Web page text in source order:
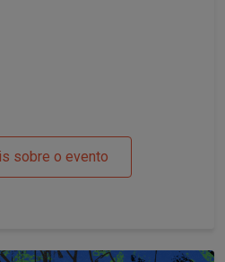
sobre o evento